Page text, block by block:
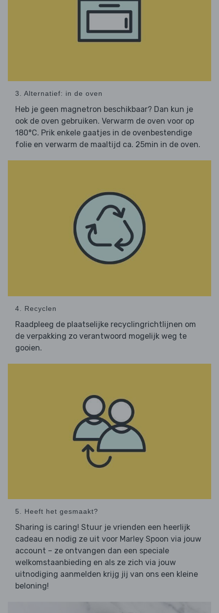
3. Alternatief: in de oven
Heb je geen magnetron beschikbaar? Dan kun je
ook de oven gebruiken. Verwarm de oven voor op
180°C. Prik enkele gaatjes in de ovenbestendige
folie en verwarm de maaltijd ca. 25min in de oven.
4. Recyclen
Raadpleeg de plaatselijke recyclingrichtlijnen om
de verpakking zo verantwoord mogelijk weg te
gooien.
5. Heeft het gesmaakt?
Sharing is caring! Stuur je vrienden een heerlijk
cadeau en nodig ze uit voor Marley Spoon via jouw
account – ze ontvangen dan een speciale
welkomstaanbieding en als ze zich via jouw
uitnodiging aanmelden krijg jij van ons een kleine
beloning!